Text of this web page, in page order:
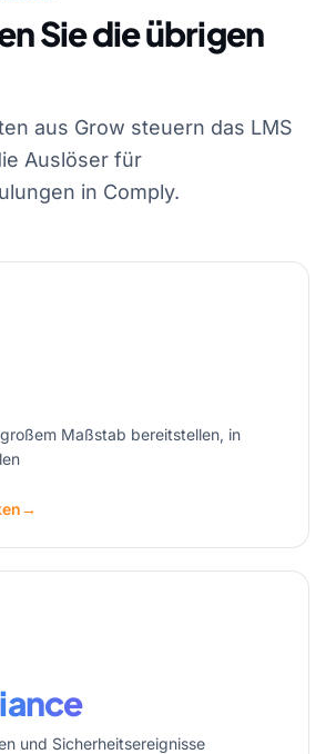
Sie die übrigen
aus Grow steuern das LMS
Auslöser für
in Comply.
Maßstab bereitstellen, in
→
und Sicherheitsereignisse